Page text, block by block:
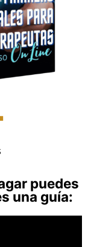
puedes
una guía: